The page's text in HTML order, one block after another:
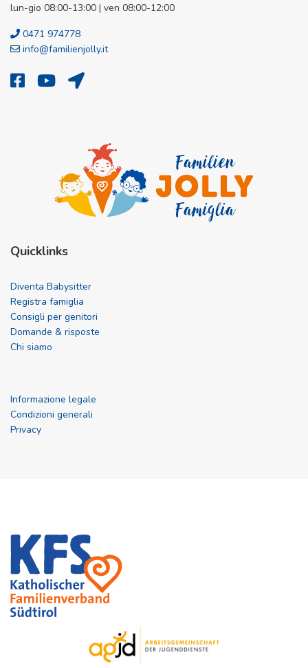
lun-gio 08:00-13:00 | ven 08:00-12:00
0471 974778
info@familienjolly.it
Quicklinks
Diventa Babysitter
Registra famiglia
Consigli per genitori
Domande & risposte
Chi siamo
Informazione legale
Condizioni generali
Privacy